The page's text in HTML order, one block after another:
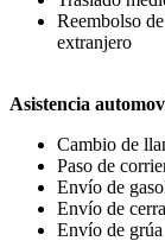
Reembolso
extranjero
Asistencia
Cambio de
Paso de
Envío de
Envío de
Envío de grúa